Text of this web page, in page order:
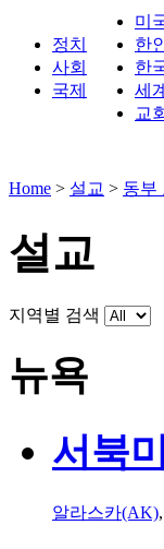
정치
사회
국제
미
한
한
세
교
Home > 설교 > 동부
설교
지역별 검색
뉴욕
서북
알라스카(AK),